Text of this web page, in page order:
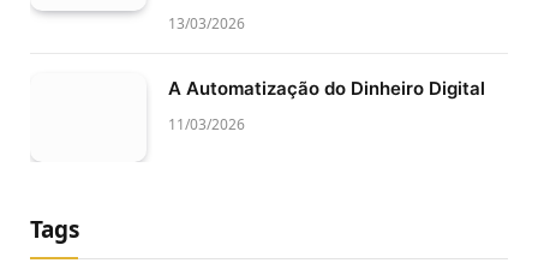
13/03/2026
A Automatização do Dinheiro Digital
11/03/2026
Tags